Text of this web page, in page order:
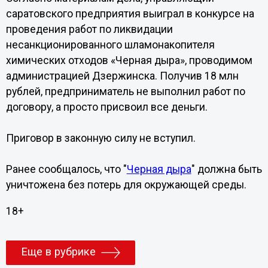
саратовского предприятия выиграл в конкурсе на
проведения работ по ликвидации
несанкционированного шламонакопителя
химических отходов «Черная дыра», проводимом
администрацией Дзержинска. Получив 18 млн
рублей, предприниматель не выполнил работ по
договору, а просто присвоил все деньги.
Приговор в законную силу не вступил.
Ранее сообщалось, что "Черная дыра" должна быть
уничтожена без потерь для окружающей среды.
18+
Еще в рубрике